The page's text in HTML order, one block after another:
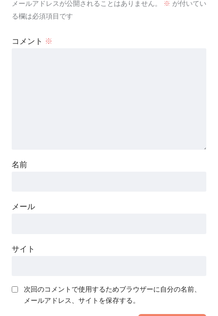
メールアドレスが公開されることはありません。 ※ が付いてい
る欄は必須項目です
コメント ※
名前
メール
サイト
次回のコメントで使用するためブラウザーに自分の名前、
メールアドレス、サイトを保存する。